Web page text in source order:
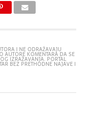
I NE ODRAŽAVAJU
AUTORE KOMENTARA DA SE
IZRAŽAVANJA. PORTAL
BEZ PRETHODNE NAJAVE I